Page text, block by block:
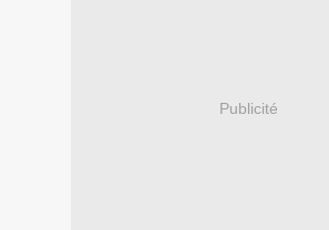
Publicité